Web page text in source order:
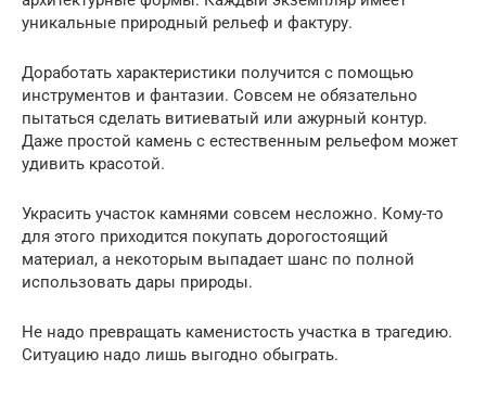
уникальные природный рельеф и фактуру.
Доработать характеристики получится с помощью
инструментов и фантазии. Совсем не обязательно
пытаться сделать витиеватый или ажурный контур.
Даже простой камень с естественным рельефом может
удивить красотой.
Украсить участок камнями совсем несложно. Кому-то
для этого приходится покупать дорогостоящий
материал, а некоторым выпадает шанс по полной
использовать дары природы.
Не надо превращать каменистость участка в трагедию.
Ситуацию надо лишь выгодно обыграть.